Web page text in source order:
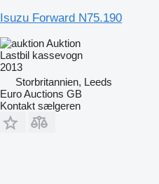
Isuzu Forward N75.190
Auktion
Lastbil kassevogn
2013
Storbritannien, Leeds
Euro Auctions GB
Kontakt sælgeren